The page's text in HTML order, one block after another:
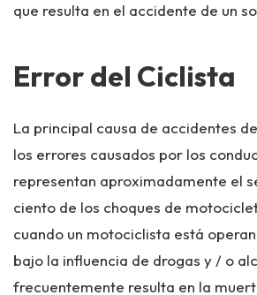
que resulta en el accidente de un
Error del Ciclista
La principal causa de accidentes
los errores causados ​​por los
representan aproximadamente el
ciento de los choques de
cuando un motociclista está
bajo la influencia de drogas y / o
frecuentemente resulta en la